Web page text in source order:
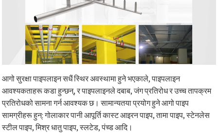
आगो सुरक्षा पाइपलाइन सधैं स्थिर अवस्थामा हुने भएकाले, पाइपलाइन
आवश्यकताहरू कडा हुन्छन्, र पाइपलाइनले दबाब, जंग प्रतिरोध र उच्च तापक्रम
प्रतिरोधको सामना गर्न आवश्यक छ। सामान्यतया प्रयोग हुने आगो पाइप
सामग्रीहरू हुन्: गोलाकार पानी आपूर्ति कास्ट आइरन पाइप, तामा पाइप, स्टेनलेस
स्टील पाइप, मिश्र धातु पाइप, स्लटेड, पंच्ड आदि।